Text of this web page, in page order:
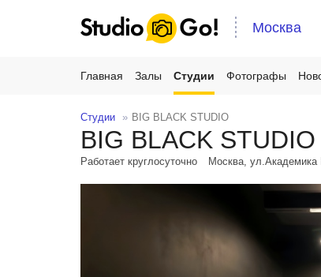
Москва
Главная Залы Студии Фотографы
Студии BIG BLACK STUDIO
BIG BLACK STUDIO
Работает круглосуточно Москва,